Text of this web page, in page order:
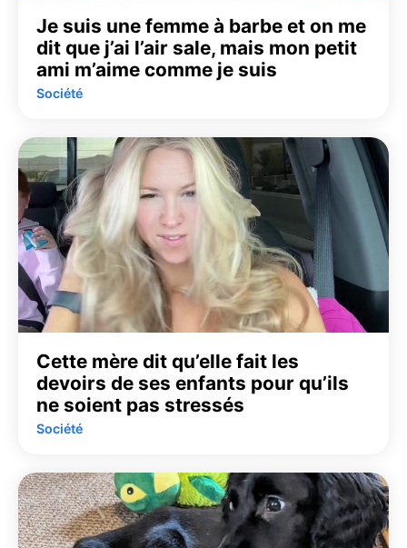
Je suis une femme à barbe et on me
dit que j’ai l’air sale, mais mon petit
ami m’aime comme je suis
Société
Cette mère dit qu’elle fait les
devoirs de ses enfants pour qu’ils
ne soient pas stressés
Société